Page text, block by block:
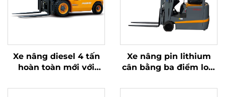
Xe nâng diesel 4 tấn
hoàn toàn mới với
Bản chất lượng cao
Xe nâng pin lithium
cân bằng ba điểm loại
Trung Quốc, giá cả